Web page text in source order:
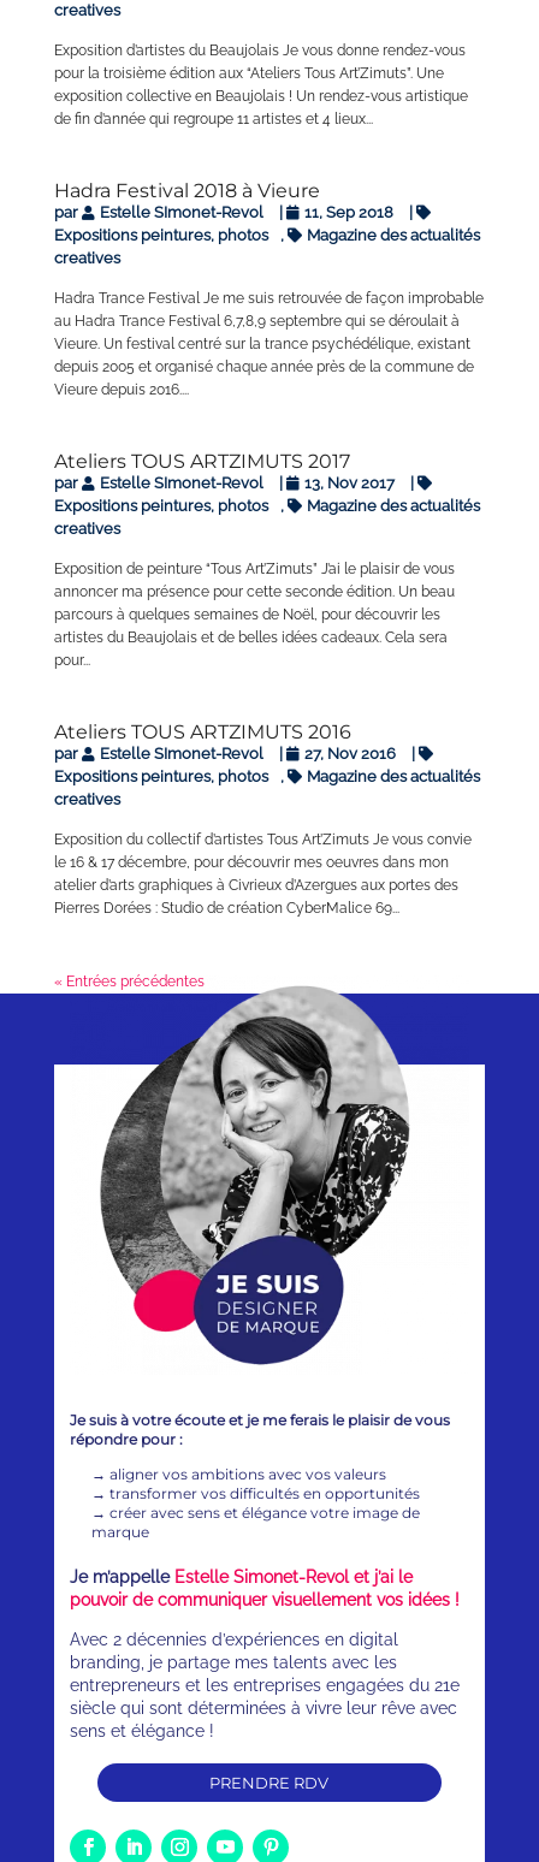
creatives
Exposition d’artistes du Beaujolais Je vous donne rendez-vous
pour la troisième édition aux “Ateliers Tous Art’Zimuts”. Une
exposition collective en Beaujolais ! Un rendez-vous artistique
de fin d’année qui regroupe 11 artistes et 4 lieux...
Hadra Festival 2018 à Vieure
par Estelle SImonet-Revol 11, Sep 2018
Expositions peintures, photos
,
Magazine des actualités
creatives
Hadra Trance Festival Je me suis retrouvée de façon improbable
au Hadra Trance Festival 6,7,8,9 septembre qui se déroulait à
Vieure. Un festival centré sur la trance psychédélique, existant
depuis 2005 et organisé chaque année près de la commune de
Vieure depuis 2016....
Ateliers TOUS ARTZIMUTS 2017
par Estelle SImonet-Revol 13, Nov 2017
Expositions peintures, photos
,
Magazine des actualités
creatives
Exposition de peinture “Tous Art’Zimuts” J’ai le plaisir de vous
annoncer ma présence pour cette seconde édition. Un beau
parcours à quelques semaines de Noël, pour découvrir les
artistes du Beaujolais et de belles idées cadeaux. Cela sera
pour...
Ateliers TOUS ARTZIMUTS 2016
par Estelle SImonet-Revol 27, Nov 2016
Expositions peintures, photos
,
Magazine des actualités
creatives
Exposition du collectif d’artistes Tous Art’Zimuts Je vous convie
le 16 & 17 décembre, pour découvrir mes oeuvres dans mon
atelier d’arts graphiques à Civrieux d’Azergues aux portes des
Pierres Dorées : Studio de création CyberMalice 69...
« Entrées précédentes
Je suis à votre écoute et je me ferais le plaisir de vous
répondre pour :
→aligner vos ambitions avec vos valeurs
→transformer vos difficultés en opportunités
→créer avec sens et élégance votre image de
marque
Je m’appelle Estelle Simonet-Revol et j’ai le
pouvoir de communiquer visuellement vos idées !
Avec 2 décennies d’expériences en digital
branding, je partage mes talents avec les
entrepreneurs et les entreprises engagées du 21e
siècle qui sont déterminées à vivre leur rêve avec
sens et élégance !
PRENDRE RDV